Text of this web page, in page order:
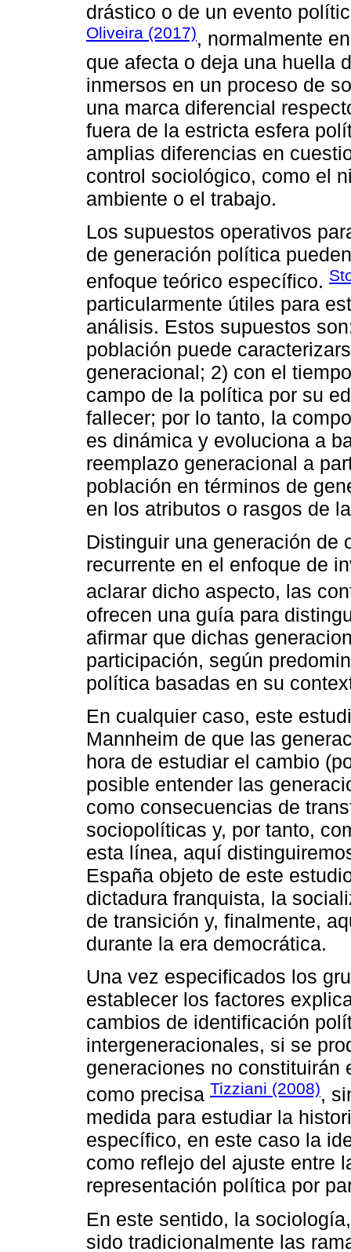
drástico o de un evento
Oliveira (2017), normalmente
que afecta o deja una huella
inmersos en un proceso de
una marca diferencial
fuera de la estricta esfera
amplias diferencias en
control sociológico, como el
ambiente o el trabajo.
Los supuestos operativos
de generación política
enfoque teórico específico.
particularmente útiles para
análisis. Estos supuestos
población puede
generacional; 2) con el
campo de la política por su
fallecer; por lo tanto, la
es dinámica y evoluciona a
reemplazo generacional a
población en términos de
en los atributos o rasgos de
Distinguir una generación de
recurrente en el enfoque de
aclarar dicho aspecto, las
ofrecen una guía para
afirmar que dichas
participación, según
política basadas en su
En cualquier caso, este
Mannheim de que las
hora de estudiar el cambio
posible entender las
como consecuencias de
sociopolíticas y, por tanto,
esta línea, aquí
España objeto de este
dictadura franquista, la
de transición y, finalmente,
durante la era democrática.
Una vez especificados los
establecer los factores
cambios de identificación
intergeneracionales, si se
generaciones no
como precisa Tizziani (2008),
medida para estudiar la
específico, en este caso la
como reflejo del ajuste entre
representación política por
En este sentido, la
sido tradicionalmente las